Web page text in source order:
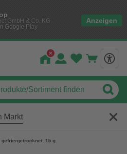
GmbH & Co. KG
Google Play
Anzeigen
Markt
gefriergetrocknet, 15 g